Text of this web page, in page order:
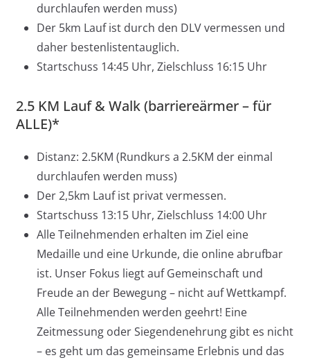
durchlaufen werden muss)
Der 5km Lauf ist durch den DLV vermessen und
daher bestenlistentauglich.
Startschuss 14:45 Uhr, Zielschluss 16:15 Uhr
2.5 KM Lauf & Walk (barriereärmer – für
ALLE)*
Distanz: 2.5KM (Rundkurs a 2.5KM der einmal
durchlaufen werden muss)
Der 2,5km Lauf ist privat vermessen.
Startschuss 13:15 Uhr, Zielschluss 14:00 Uhr
Alle Teilnehmenden erhalten im Ziel eine
Medaille und eine Urkunde, die online abrufbar
ist. Unser Fokus liegt auf Gemeinschaft und
Freude an der Bewegung – nicht auf Wettkampf.
Alle Teilnehmenden werden geehrt! Eine
Zeitmessung oder Siegendenehrung gibt es nicht
– es geht um das gemeinsame Erlebnis und das